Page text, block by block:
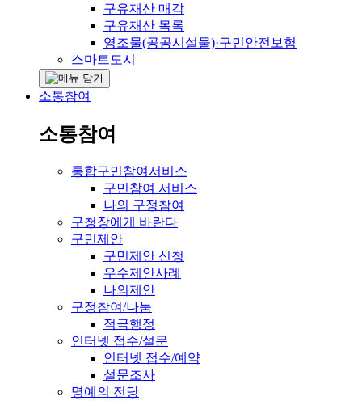
구유재산 매각
구유재산 목록
영조물(공공시설물)·구민안전보험
스마트도시
소통참여
소통참여
통합구민참여서비스
구민참여 서비스
나의 구정참여
구청장에게 바란다
구민제안
구민제안 신청
우수제안사례
나의제안
구정참여/나눔
적극행정
인터넷 접수/설문
인터넷 접수/예약
설문조사
명예의 전당